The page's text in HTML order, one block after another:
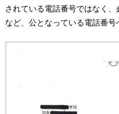
されている電話番号ではなく
など、公となっている電話番号